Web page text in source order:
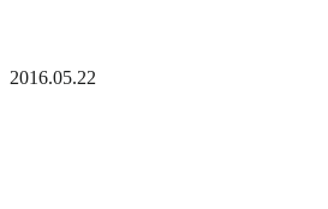
2016.05.22